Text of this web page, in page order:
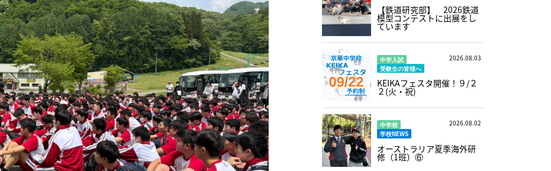
【鉄道研究部】 2026鉄道
模型コンテストに出展をし
ています
中学入試
受験生の皆様へ
2026.08.03
KEIKAフェスタ開催！９/２
２(火・祝)
中学校
学校NEWS
2026.08.02
オーストラリア夏季海外研
修（1班）⑥